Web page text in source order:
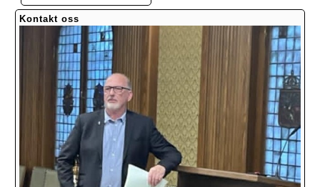
Kontakt oss